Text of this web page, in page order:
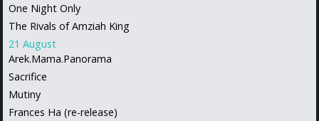
One Night Only
The Rivals of Amziah King
21 August
Arek.Mama.Panorama
Sacrifice
Mutiny
Frances Ha (re-release)